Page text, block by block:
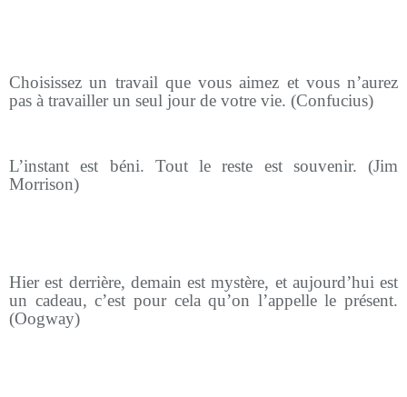
Choisissez un travail que vous aimez et vous n’aurez
pas à travailler un seul jour de votre vie. (Confucius)
L’instant est béni. Tout le reste est souvenir. (Jim
Morrison)
Hier est derrière, demain est mystère, et aujourd’hui est
un cadeau, c’est pour cela qu’on l’appelle le présent.
(Oogway)